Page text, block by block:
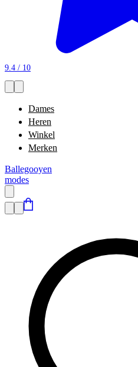
9.4 / 10
Dames
Heren
Winkel
Merken
Ballegooyen
modes